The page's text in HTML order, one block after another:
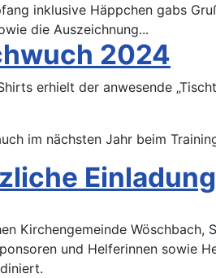
inklusive Häppchen gabs
die Auszeichnung...
2024
erhielt der anwesende
im nächsten Jahr beim
Einladung
Kirchengemeinde
und Helferinnen sowie